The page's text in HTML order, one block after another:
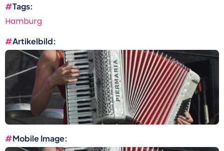
Tags
Hamburg
Artikelbild
Mobile Image